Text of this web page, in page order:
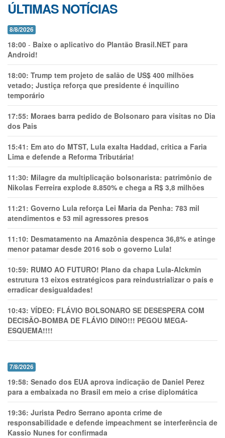
ÚLTIMAS NOTÍCIAS
8/8/2026
18:00 - Baixe o aplicativo do Plantão Brasil.NET para
Android!
18:00: Trump tem projeto de salão de US$ 400 milhões
vetado; Justiça reforça que presidente é inquilino
temporário
17:55: Moraes barra pedido de Bolsonaro para visitas no Dia
dos Pais
15:41: Em ato do MTST, Lula exalta Haddad, critica a Faria
Lima e defende a Reforma Tributária!
11:30: Milagre da multiplicação bolsonarista: patrimônio de
Nikolas Ferreira explode 8.850% e chega a R$ 3,8 milhões
11:21: Governo Lula reforça Lei Maria da Penha: 783 mil
atendimentos e 53 mil agressores presos
11:10: Desmatamento na Amazônia despenca 36,8% e atinge
menor patamar desde 2016 sob o governo Lula!
10:59: RUMO AO FUTURO! Plano da chapa Lula-Alckmin
estrutura 13 eixos estratégicos para reindustrializar o país e
erradicar desigualdades!
10:43: VÍDEO: FLÁVIO BOLSONARO SE DESESPERA COM
DECISÃO-BOMBA DE FLÁVIO DINO!!! PEGOU MEGA-
ESQUEMA!!!!
7/8/2026
19:58: Senado dos EUA aprova indicação de Daniel Perez
para a embaixada no Brasil em meio a crise diplomática
19:36: Jurista Pedro Serrano aponta crime de
responsabilidade e defende impeachment se interferência de
Kassio Nunes for confirmada